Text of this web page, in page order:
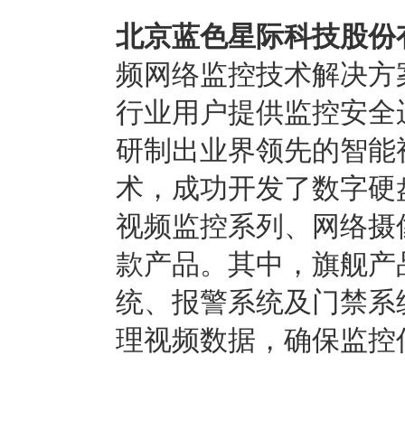
北京蓝色星际科技股
频网络监控技术解决
行业用户提供监控安
研制出业界领先的智
术，成功开发了数字
视频监控系列、网络
款产品。其中，旗舰
统、报警系统及门禁
理视频数据，确保监控